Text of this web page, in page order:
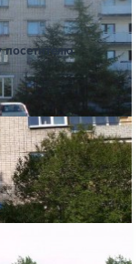
выбранные даты